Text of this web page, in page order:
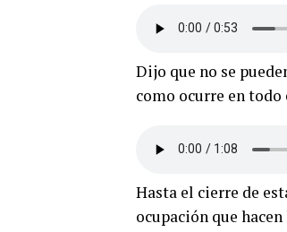
Dijo que no se
como ocurre en
Hasta el cierre de
ocupación que